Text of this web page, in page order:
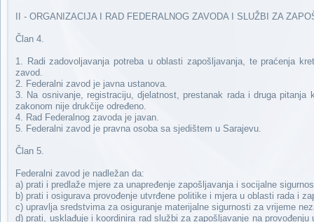
II - ORGANIZACIJA I RAD FEDERALNOG ZAVODA I SLUŽBI ZA
Član 4.
1. Radi zadovoljavanja potreba u oblasti zapošljavanja, te praćenja
zavod.
2. Federalni zavod je javna ustanova.
3. Na osnivanje, registraciju, djelatnost, prestanak rada i druga
zakonom nije drukčije određeno.
4. Rad Federalnog zavoda je javan.
5. Federalni zavod je pravna osoba sa sjedištem u Sarajevu.
Član 5.
Federalni zavod je nadležan da:
a) prati i predlaže mjere za unapređenje zapošljavanja i socijalne
b) prati i osigurava provođenje utvrđene politike i mjera u oblasti rada i
c) upravlja sredstvima za osiguranje materijalne sigurnosti za vrijeme
d) prati, usklađuje i koordinira rad službi za zapošljavanje na